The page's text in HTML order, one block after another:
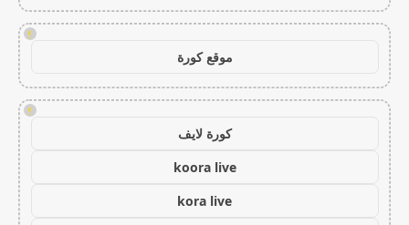
!
موقع كورة
!
كورة لايف
koora live
kora live